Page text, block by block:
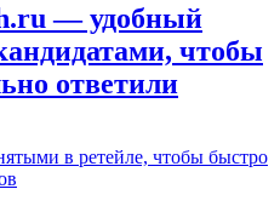
— удобный
чтобы
ответили